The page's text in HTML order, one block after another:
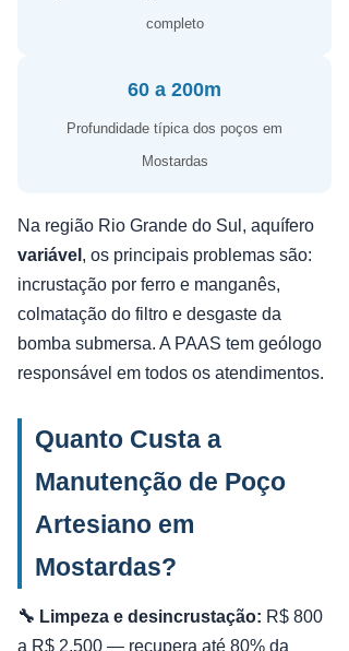
completo
60 a 200m
Profundidade típica dos poços em
Mostardas
Na região Rio Grande do Sul, aquífero
variável , os principais problemas são:
incrustação por ferro e manganês,
colmatação do filtro e desgaste da
bomba submersa. A PAAS tem geólogo
responsável em todos os atendimentos.
Quanto Custa a
Manutenção de Poço
Artesiano em
Mostardas?
🔧 Limpeza e desincrustação: R$ 800
a R$ 2.500 — recupera até 80% da